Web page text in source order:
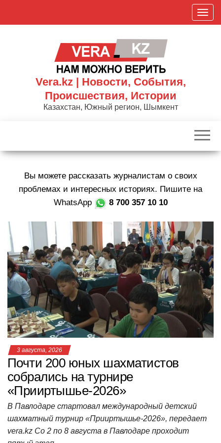
П
о
к
р
в
г
а
ц
и
ю
Vera.kz | Новости, События,
Происшествия, Истории
Казахстан, Южный регион, Шымкент
Вы можете рассказать журналистам о своих
проблемах и интересных историях. Пишите на
WhatsApp
8 700 357 10 10
3 августа, 2026
Почти 200 юных шахматистов
собрались на турнире
«Прииртышье-2026»
В Павлодаре стартовал международный детский
шахматный турнир «Прииртышье-2026», передает
vera.kz Со 2 по 8 августа в Павлодаре проходит